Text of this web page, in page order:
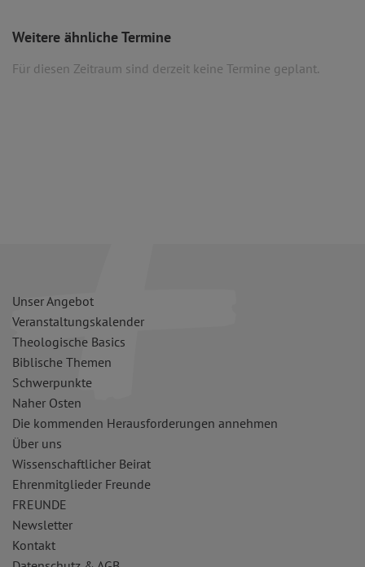
Weitere ähnliche Termine
Für diesen Zeitraum sind derzeit keine Termine geplant.
Unser Angebot
Veranstaltungskalender
Theologische Basics
Biblische Themen
Schwerpunkte
Naher Osten
Die kommenden Herausforderungen annehmen
Über uns
Wissenschaftlicher Beirat
Ehrenmitglieder Freunde
FREUNDE
Newsletter
Kontakt